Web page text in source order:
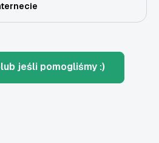
jeśli pomogliśmy :)